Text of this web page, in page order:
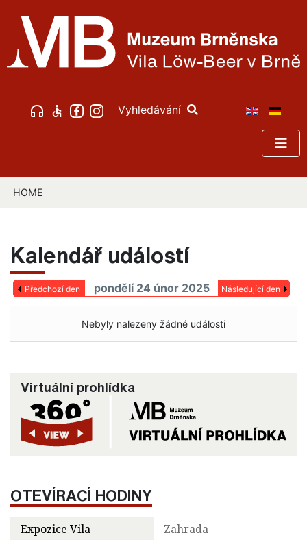
Vyhledávání
HOME
Kalendář událostí
Předchozí den pondělí 24 únor 2025 Následující den
Nebyly nalezeny žádné události
Virtuální prohlídka
OTEVÍRACÍ HODINY
Expozice Vila Zahrada